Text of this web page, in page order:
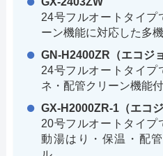
24号フルオートタイプ
ーン機能に対応した多機
GN-H2400ZR（エコジ
24号フルオートタイプ
ネ・配管クリーン機能
GX-H2000ZR-1（エコジ
20号フルオートタイプ
動湯はり・保温・配